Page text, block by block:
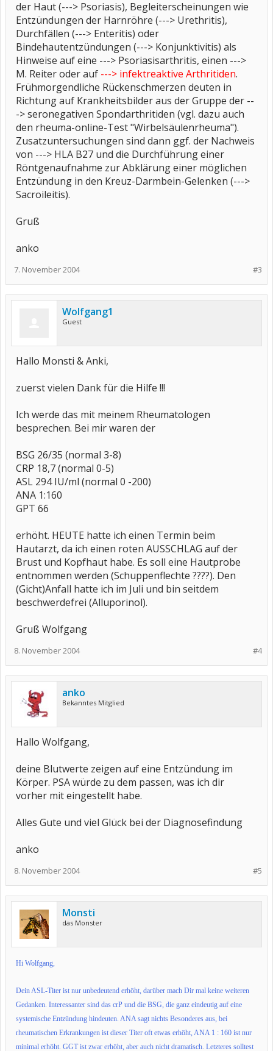
der Haut (---> Psoriasis), Begleiterscheinungen wie
Entzündungen der Harnröhre (---> Urethritis),
Durchfällen (---> Enteritis) oder
Bindehautentzündungen (---> Konjunktivitis) als
Hinweise auf eine ---> Psoriasisarthritis, einen --->
M. Reiter oder auf ---> infektreaktive Arthritiden.
Frühmorgendliche Rückenschmerzen deuten in
Richtung auf Krankheitsbilder aus der Gruppe der --
-> seronegativen Spondarthritiden (vgl. dazu auch
den rheuma-online-Test "Wirbelsäulenrheuma").
Zusatzuntersuchungen sind dann ggf. der Nachweis
von ---> HLA B27 und die Durchführung einer
Röntgenaufnahme zur Abklärung einer möglichen
Entzündung in den Kreuz-Darmbein-Gelenken (--->
Sacroileitis).
Gruß
anko
#3
7. November 2004
Wolfgang1
Guest
Hallo Monsti & Anki,
zuerst vielen Dank für die Hilfe !!!
Ich werde das mit meinem Rheumatologen
besprechen. Bei mir waren der
BSG 26/35 (normal 3-8)
CRP 18,7 (normal 0-5)
ASL 294 IU/ml (normal 0 -200)
ANA 1:160
GPT 66
erhöht. HEUTE hatte ich einen Termin beim
Hautarzt, da ich einen roten AUSSCHLAG auf der
Brust und Kopfhaut habe. Es soll eine Hautprobe
entnommen werden (Schuppenflechte ????). Den
(Gicht)Anfall hatte ich im Juli und bin seitdem
beschwerdefrei (Alluporinol).
Gruß Wolfgang
#4
8. November 2004
anko
Bekanntes Mitglied
Hallo Wolfgang,
deine Blutwerte zeigen auf eine Entzündung im
Körper. PSA würde zu dem passen, was ich dir
vorher mit eingestellt habe.
Alles Gute und viel Glück bei der Diagnosefindung
anko
#5
8. November 2004
Monsti
das Monster
Hi Wolfgang,
Dein ASL-Titer ist nur unbedeutend erhöht, darüber mach Dir mal keine weiteren
Gedanken. Interessanter sind das crP und die BSG, die ganz eindeutig auf eine
systemische Entzündung hindeuten. ANA sagt nichts Besonderes aus, bei
rheumatischen Erkrankungen ist dieser Titer oft etwas erhöht, ANA 1 : 160 ist nur
minimal erhöht. GGT ist zwar erhöht, aber auch nicht dramatisch. Letzteres solltest